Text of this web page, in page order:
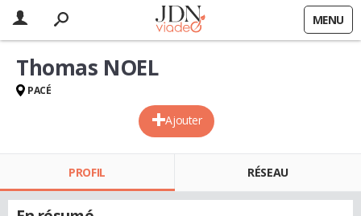
MENU
Ajouter
Thomas NOEL
PACÉ
PROFIL RÉSEAU